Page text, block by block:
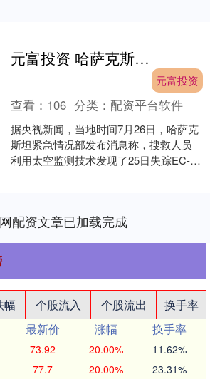
元富投资 哈萨克斯坦失踪军用直升机碎片被找到
元富投资
查看： 106 分类：配资平台软件
据央视新闻，当地时间7月26日，哈萨克
斯坦紧急情况部发布消息称，搜救人员
利用太空监测技术发现了25日失踪EC-
配资文章已加载完成
幅 个股流入 个股流出
换手率
最新价 涨幅
换手率
73.92 20.00% 11.62%
77.7 20.00% 23.31%